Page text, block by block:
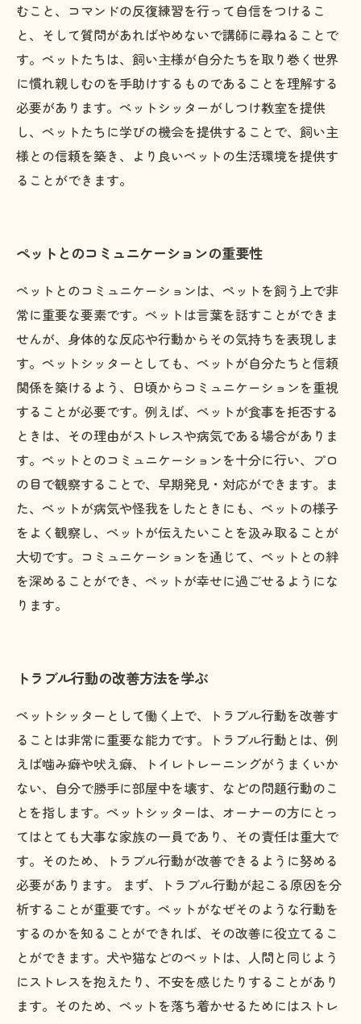
むこと、コマンドの反復練習を行って自信をつけるこ
と、そして質問があればやめないで講師に尋ねることで
す。ペットたちは、飼い主様が自分たちを取り巻く世界
に慣れ親しむのを手助けするものであることを理解する
必要があります。ペットシッターがしつけ教室を提供
し、ペットたちに学びの機会を提供することで、飼い主
様との信頼を築き、より良いペットの生活環境を提供す
ることができます。
ペットとのコミュニケーションの重要性
ペットとのコミュニケーションは、ペットを飼う上で非
常に重要な要素です。ペットは言葉を話すことができま
せんが、身体的な反応や行動からその気持ちを表現しま
す。ペットシッターとしても、ペットが自分たちと信頼
関係を築けるよう、日頃からコミュニケーションを重視
することが必要です。例えば、ペットが食事を拒否する
ときは、その理由がストレスや病気である場合がありま
す。ペットとのコミュニケーションを十分に行い、プロ
の目で観察することで、早期発見・対応ができます。ま
た、ペットが病気や怪我をしたときにも、ペットの様子
をよく観察し、ペットが伝えたいことを汲み取ることが
大切です。コミュニケーションを通じて、ペットとの絆
を深めることができ、ペットが幸せに過ごせるようにな
ります。
トラブル行動の改善方法を学ぶ
ペットシッターとして働く上で、トラブル行動を改善す
ることは非常に重要な能力です。トラブル行動とは、例
えば噛み癖や吠え癖、トイレトレーニングがうまくいか
ない、自分で勝手に部屋中を壊す、などの問題行動のこ
とを指します。ペットシッターは、オーナーの方にとっ
てはとても大事な家族の一員であり、その責任は重大で
す。そのため、トラブル行動が改善できるように努める
必要があります。 まず、トラブル行動が起こる原因を分
析することが重要です。ペットがなぜそのような行動を
するのかを知ることができれば、その改善に役立てるこ
とができます。犬や猫などのペットは、人間と同じよう
にストレスを抱えたり、不安を感じたりすることがあり
ます。そのため、ペットを落ち着かせるためにはストレ